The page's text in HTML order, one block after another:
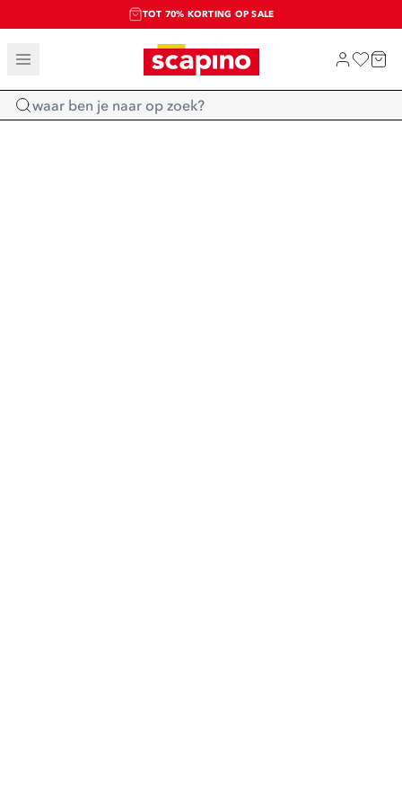
TOT 70% KORTING OP SALE
SALE: LAATSTE KANS!
SHOP NIEUW
Home